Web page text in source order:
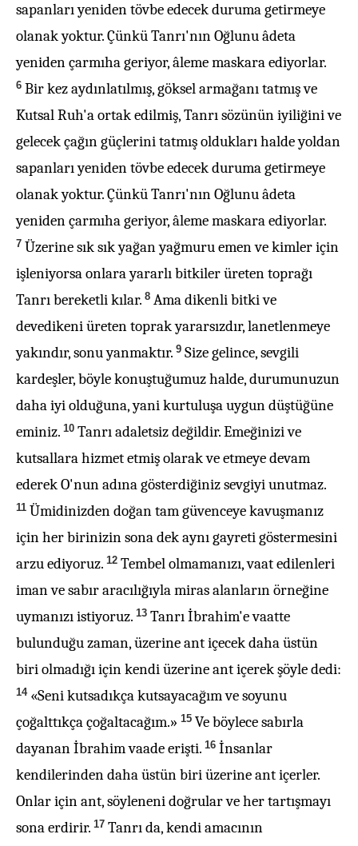
sapanları yeniden tövbe edecek duruma getirmeye
olanak yoktur. Çünkü Tanrı'nın Oğlunu âdeta
yeniden çarmıha geriyor, âleme maskara ediyorlar.
6 Bir kez aydınlatılmış, göksel armağanı tatmış ve
Kutsal Ruh'a ortak edilmiş, Tanrı sözünün iyiliğini ve
gelecek çağın güçlerini tatmış oldukları halde yoldan
sapanları yeniden tövbe edecek duruma getirmeye
olanak yoktur. Çünkü Tanrı'nın Oğlunu âdeta
yeniden çarmıha geriyor, âleme maskara ediyorlar.
7 Üzerine sık sık yağan yağmuru emen ve kimler için
işleniyorsa onlara yararlı bitkiler üreten toprağı
Tanrı bereketli kılar. 8 Ama dikenli bitki ve
devedikeni üreten toprak yararsızdır, lanetlenmeye
yakındır, sonu yanmaktır. 9 Size gelince, sevgili
kardeşler, böyle konuştuğumuz halde, durumunuzun
daha iyi olduğuna, yani kurtuluşa uygun düştüğüne
eminiz. 10 Tanrı adaletsiz değildir. Emeğinizi ve
kutsallara hizmet etmiş olarak ve etmeye devam
ederek O'nun adına gösterdiğiniz sevgiyi unutmaz.
11 Ümidinizden doğan tam güvenceye kavuşmanız
için her birinizin sona dek aynı gayreti göstermesini
arzu ediyoruz. 12 Tembel olmamanızı, vaat edilenleri
iman ve sabır aracılığıyla miras alanların örneğine
uymanızı istiyoruz. 13 Tanrı İbrahim'e vaatte
bulunduğu zaman, üzerine ant içecek daha üstün
biri olmadığı için kendi üzerine ant içerek şöyle dedi:
14 «Seni kutsadıkça kutsayacağım ve soyunu
çoğalttıkça çoğaltacağım.» 15 Ve böylece sabırla
dayanan İbrahim vaade erişti. 16 İnsanlar
kendilerinden daha üstün biri üzerine ant içerler.
Onlar için ant, söyleneni doğrular ve her tartışmayı
sona erdirir. 17 Tanrı da, kendi amacının